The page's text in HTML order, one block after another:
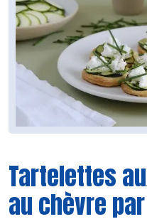
Tartelettes
au chèvre